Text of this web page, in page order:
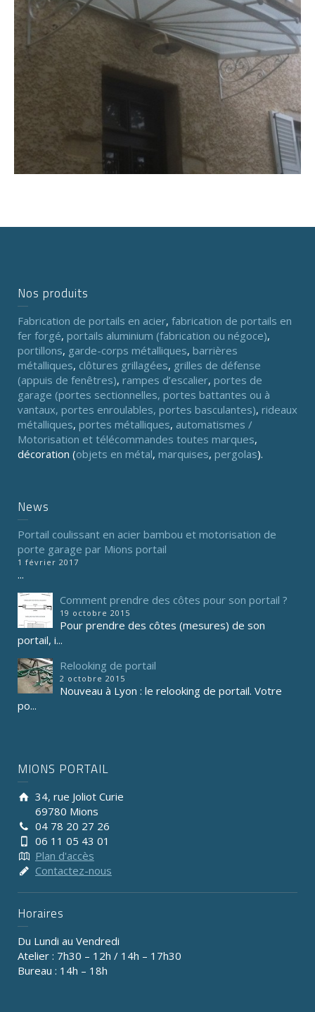
Nos produits
Fabrication de portails en acier, fabrication de portails en
fer forgé, portails aluminium (fabrication ou négoce),
portillons, garde-corps métalliques, barrières
métalliques, clôtures grillagées, grilles de défense
(appuis de fenêtres), rampes d’escalier, portes de
garage (portes sectionnelles, portes battantes ou à
vantaux, portes enroulables, portes basculantes), rideaux
métalliques, portes métalliques, automatismes /
Motorisation et télécommandes toutes marques,
décoration (objets en métal, marquises, pergolas).
News
Portail coulissant en acier bambou et motorisation de
porte garage par Mions portail
1 février 2017
...
Comment prendre des côtes pour son portail ?
19 octobre 2015
Pour prendre des côtes (mesures) de son
portail, i...
Relooking de portail
2 octobre 2015
Nouveau à Lyon : le relooking de portail. Votre
po...
MIONS PORTAIL
34, rue Joliot Curie
69780 Mions
04 78 20 27 26
06 11 05 43 01
Plan d'accès
Contactez-nous
Horaires
Du Lundi au Vendredi
Atelier : 7h30 – 12h / 14h – 17h30
Bureau : 14h – 18h